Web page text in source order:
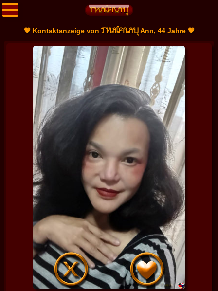
🧡 Kontaktanzeige vonTHAIFRAUAnn, 44 Jahre 🧡